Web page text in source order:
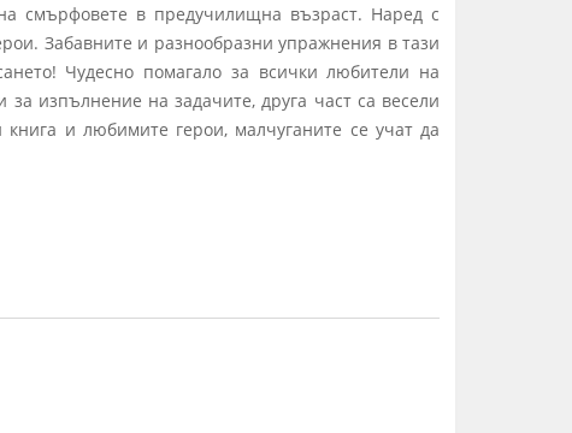
смърфовете в предучилищна възраст. Наред с
Забавните и разнообразни упражнения в тази
Чудесно помагало за всички любители на
изпълнение на задачите, друга част са весели
и любимите герои, малчуганите се учат да